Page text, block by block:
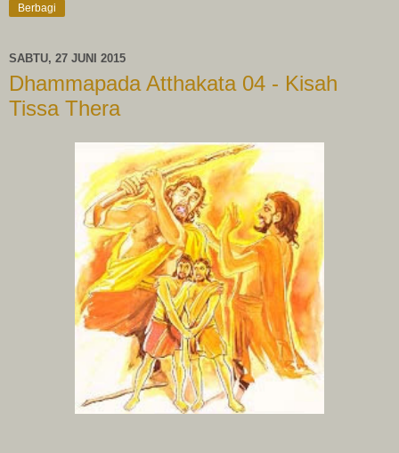
Berbagi
SABTU, 27 JUNI 2015
Dhammapada Atthakata 04 - Kisah
Tissa Thera